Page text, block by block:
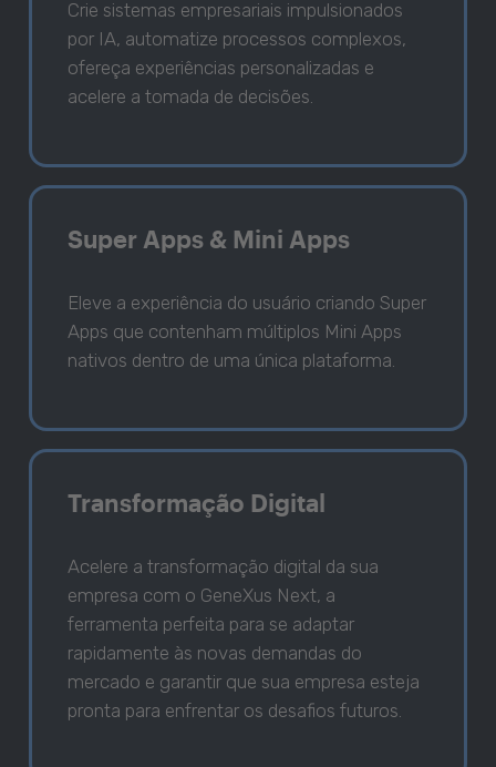
Crie sistemas empresariais impulsionados
por IA, automatize processos complexos,
ofereça experiências personalizadas e
acelere a tomada de decisões.
Super Apps & Mini Apps
Eleve a experiência do usuário criando Super
Apps que contenham múltiplos Mini Apps
nativos dentro de uma única plataforma.
Transformação Digital
Acelere a transformação digital da sua
empresa com o GeneXus Next, a
ferramenta perfeita para se adaptar
rapidamente às novas demandas do
mercado e garantir que sua empresa esteja
pronta para enfrentar os desafios futuros.